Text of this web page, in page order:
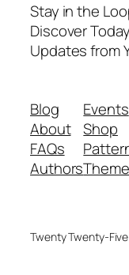
Stay in the
Discover
Updates from
Blog
About
FAQs
Authors
Events
Shop
Twenty Twenty-Five